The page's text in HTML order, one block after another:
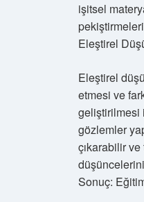
işitsel
Eleştirel
Eleştirel
etmesi ve
geliştirilmesi
gözlemler
çıkarabilir
Sonuç: